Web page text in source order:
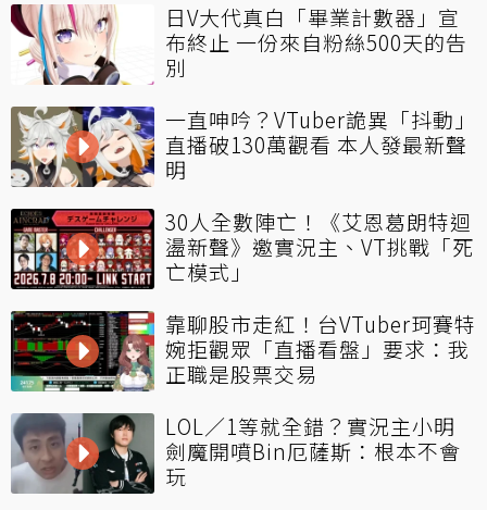
日V大代真白「畢業計數器」宣
布終止 一份來自粉絲500天的告
別
一直呻吟？VTuber詭異「抖動」
直播破130萬觀看 本人發最新聲
明
30人全數陣亡！《艾恩葛朗特迴
盪新聲》邀實況主、VT挑戰「死
亡模式」
靠聊股市走紅！台VTuber珂賽特
婉拒觀眾「直播看盤」要求：我
正職是股票交易
LOL／1等就全錯？實況主小明
劍魔開噴Bin厄薩斯：根本不會
玩